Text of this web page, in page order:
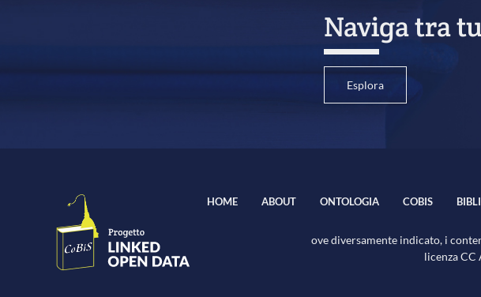
Naviga tra
Esplora
HOME ABOUT ONTOLOGIA COBIS
ove diversamente indicato, i
licenzaCC